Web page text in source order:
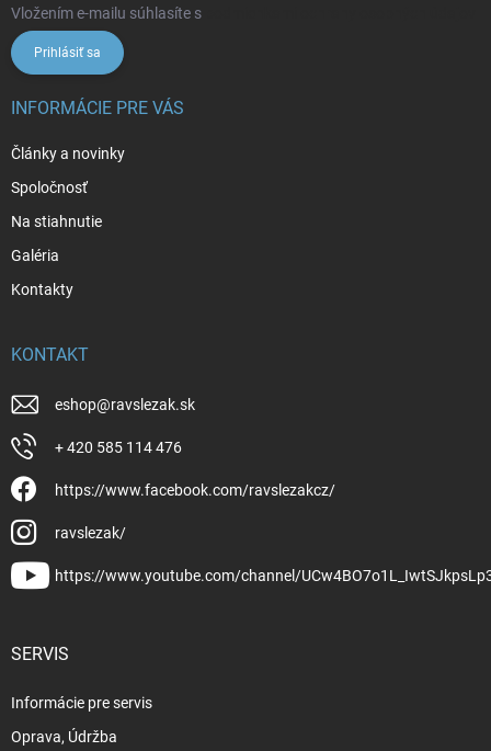
Vložením e-mailu súhlasíte s
Prihlásiť sa
INFORMÁCIE PRE VÁS
Články a novinky
Spoločnosť
Na stiahnutie
Galéria
Kontakty
KONTAKT
eshop@ravslezak.sk
+ 420 585 114 476
https://www.facebook.com/ravslezakcz/
ravslezak/
https://www.youtube.com/channel/
SERVIS
Informácie pre servis
Oprava, Údržba